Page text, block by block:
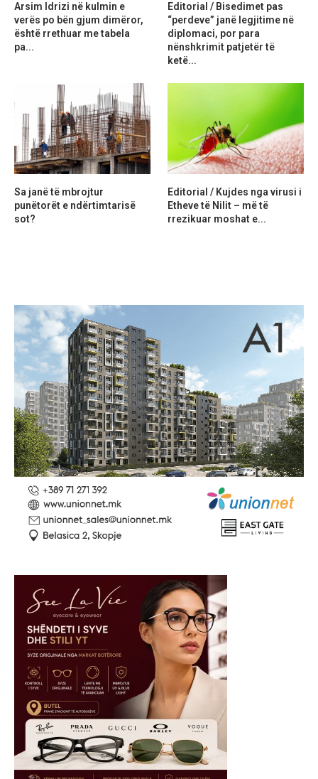
Arsim Idrizi në kulmin e
verës po bën gjum dimëror,
është rrethuar me tabela
pa...
Editorial / Bisedimet pas
“perdeve” janë legjitime në
diplomaci, por para
nënshkrimit patjetër të
ketë...
Sa janë të mbrojtur
punëtorët e ndërtimtarisë
sot?
Editorial / Kujdes nga virusi i
Etheve të Nilit – më të
rrezikuar moshat e...